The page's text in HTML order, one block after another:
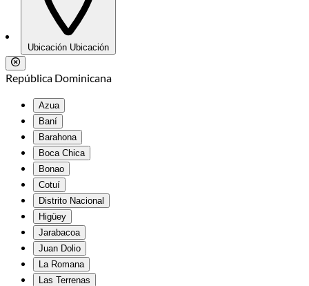
Ubicación Ubicación
República Dominicana
Azua
Baní
Barahona
Boca Chica
Bonao
Cotuí
Distrito Nacional
Higüey
Jarabacoa
Juan Dolio
La Romana
Las Terrenas